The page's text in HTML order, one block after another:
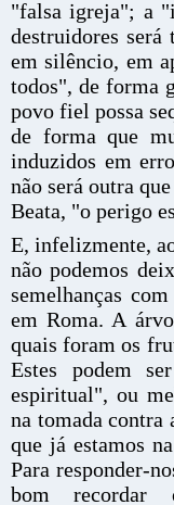
"falsa igreja"; a
destruidores
em silêncio, em
todos", de forma
povo fiel possa
de forma que
induzidos em
não será outra
Beata, "o perigo
E, infelizmente,
não podemos
semelhanças
em Roma. A
quais foram os
Estes podem
espiritual", ou
na tomada contra
que já estamos
Para responder-
bom